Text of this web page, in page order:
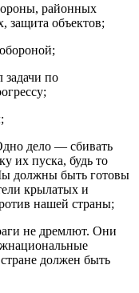
районных
объектов;
задачи по
дело — сбивать
их пуска, будь то
должны быть готовы
крылатых и
нашей страны;
не дремлют. Они
должен быть